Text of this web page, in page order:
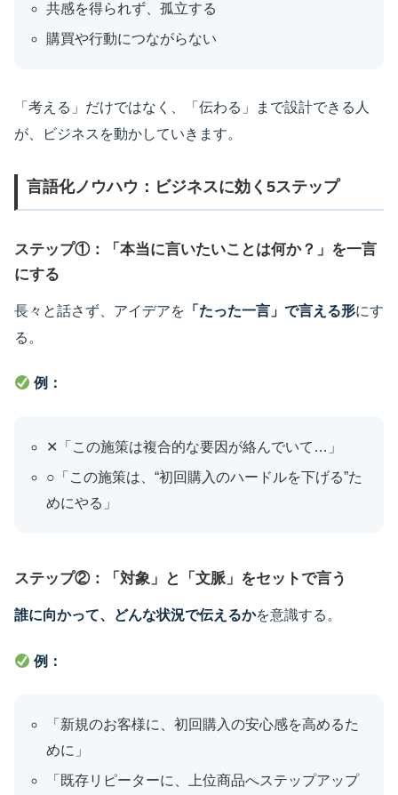
共感を得られず、孤立する
購買や行動につながらない
「考える」だけではなく、「伝わる」まで設計できる人
が、ビジネスを動かしていきます。
言語化ノウハウ：ビジネスに効く5ステップ
ステップ①：「本当に言いたいことは何か？」を一言
にする
長々と話さず、アイデアを 「たった一言」で言える形にす
る。
例：
✕「この施策は複合的な要因が絡んでいて…」
○「この施策は、“初回購入のハードルを下げる”た
めにやる」
ステップ②：「対象」と「文脈」をセットで言う
誰に向かって、どんな状況で伝えるかを意識する。
例：
「新規のお客様に、初回購入の安心感を高めるた
めに」
「既存リピーターに、上位商品へステップアップ